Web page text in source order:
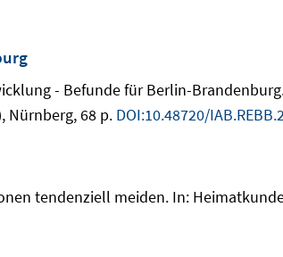
- Befunde für Berlin-
Nürnberg, 68 p. DOI:10.48720/
tendenziell meiden. In: